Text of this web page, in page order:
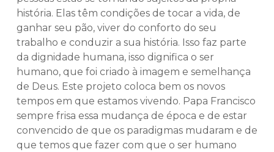
história. Elas têm condições de tocar a vida, de
ganhar seu pão, viver do conforto do seu
trabalho e conduzir a sua história. Isso faz parte
da dignidade humana, isso dignifica o ser
humano, que foi criado à imagem e semelhança
de Deus. Este projeto coloca bem os novos
tempos em que estamos vivendo. Papa Francisco
sempre frisa essa mudança de época e de estar
convencido de que os paradigmas mudaram e de
que temos que fazer com que o ser humano